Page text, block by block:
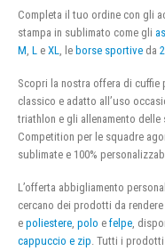
Completa il tuo ordine con gli
stampa in sublimato come gli
M L e XL , le borse sportive da
Scopri la nostra offera di
classico e adatto all’uso
triathlon e gli allenamento
Competition per le squadre
sublimate e 100%
L’offerta abbigliamento
cercano dei prodotti da
e poliestere, polo e felpe,
cappuccio e zip. Tutti i